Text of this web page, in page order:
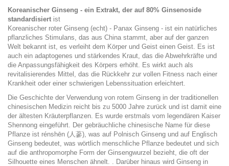
Koreanischer Ginseng - ein Extrakt, der auf 80% Ginsenoside
standardisiert ist
Koreanischer roter Ginseng (echt) - Panax Ginseng - ist ein natürliches
pflanzliches Stimulans, das aus China stammt, aber auf der ganzen
Welt bekannt ist, es verleiht dem Körper und Geist einen Geist. Es ist
auch ein adaptogenes und stärkendes Kraut, das die Abwehrkräfte und
die Anpassungsfähigkeit des Körpers erhöht. Es wirkt auch als
revitalisierendes Mittel, das die Rückkehr zur vollen Fitness nach einer
Krankheit oder einer schwierigen Lebenssituation erleichtert.
Die Geschichte der Verwendung von rotem Ginseng in der traditionellen
chinesischen Medizin reicht bis zu 5000 Jahre zurück und ist damit eine
der ältesten Kräuterpflanzen. Es wurde erstmals vom legendären Kaiser
Shennong eingeführt. Der gebräuchliche chinesische Name für diese
Pflanze ist rénshēn (人蔘), was auf Polnisch Ginseng und auf Englisch
Ginseng bedeutet, was wörtlich menschliche Pflanze bedeutet und sich
auf die anthropomorphe Form der Ginsengwurzel bezieht, die oft der
Silhouette eines Menschen ähnelt. . Darüber hinaus wird Ginseng in